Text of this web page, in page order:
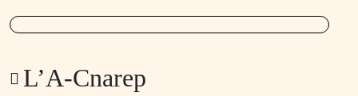
L’A-Cnarep